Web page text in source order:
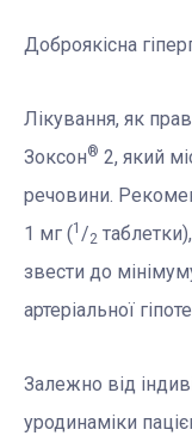
Доброякісна
Лікування, як
Зоксон® 2, який
речовини.
1 мг (1 /2
звести до
артеріальної
Залежно від
уродинаміки